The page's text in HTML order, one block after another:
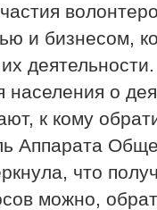
и бизнесом,
о
к кому
Аппарата
что
можно,